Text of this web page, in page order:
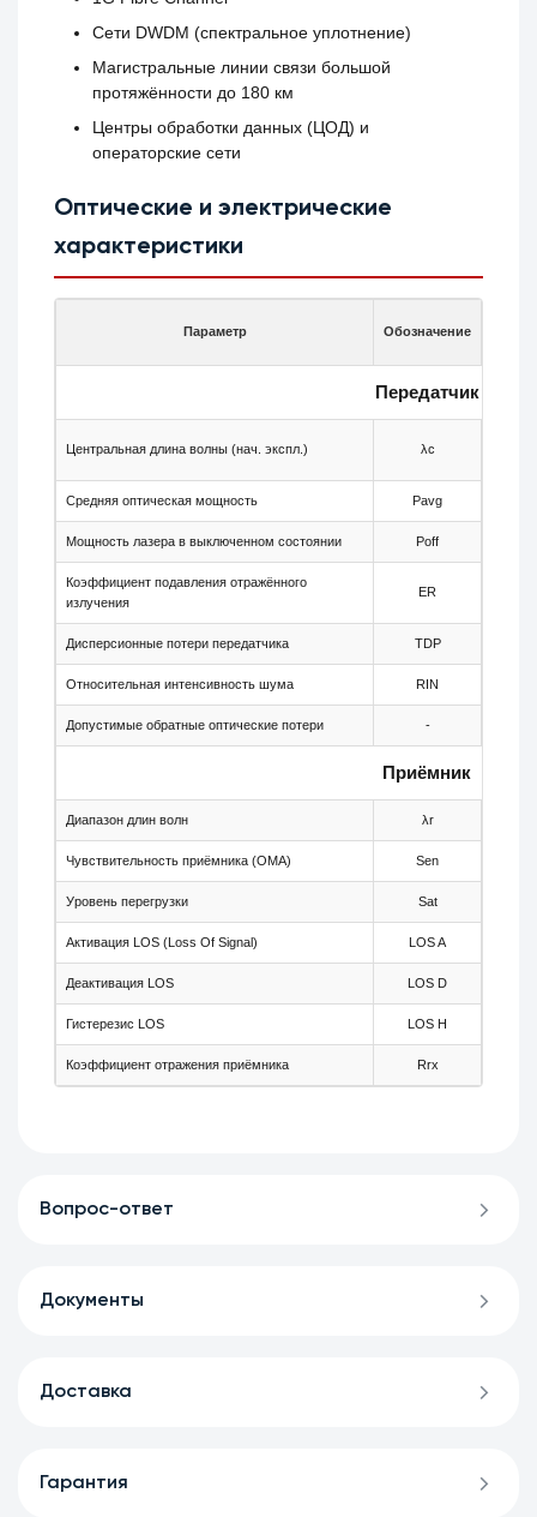
Сети DWDM (спектральное уплотнение)
Магистральные линии связи большой
протяжённости до 180 км
Центры обработки данных (ЦОД) и
операторские сети
Оптические и электрические
характеристики
Параметр Обозначение
Передатчик
Центральная длина волны (нач. экспл.) λc
Средняя оптическая мощность Pavg
Мощность лазера в выключенном состоянии Poff
Коэффициент подавления отражённого
излучения
ER
Дисперсионные потери передатчика TDP
Относительная интенсивность шума RIN
Допустимые обратные оптические потери -
Приёмник
Диапазон длин волн λr
Чувствительность приёмника (OMA) Sen
Уровень перегрузки Sat
Активация LOS (Loss Of Signal) LOS A
Деактивация LOS LOS D
Гистерезис LOS LOS H
Коэффициент отражения приёмника Rrx
Вопрос-ответ
Документы
Доставка
Гарантия